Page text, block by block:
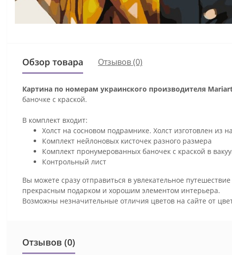
Обзор товара Отзывов (0)
Картина по номерам украинского производителя
баночке с краской.
В комплект входит:
Холст на сосновом подрамнике. Холст изготовлен из
Комплект нейлоновых кисточек разного размера
Комплект пронумерованных баночек с краской в
Контрольный лист
Вы можете сразу отправиться в увлекательное
прекрасным подарком и хорошим элементом интерьера.
Возможны незначительные отличия цветов на сайте от
Отзывов (0)